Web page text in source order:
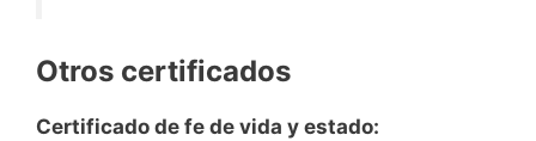
Otros certificados
Certificado de fe de vida y estado: